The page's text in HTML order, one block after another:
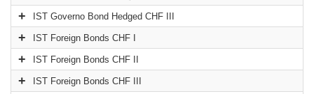
IST Governo Bond Hedged CHF III
IST Foreign Bonds CHF I
IST Foreign Bonds CHF II
IST Foreign Bonds CHF III